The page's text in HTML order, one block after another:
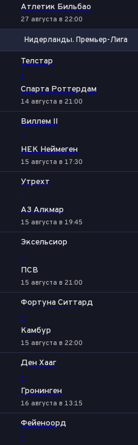
Атлетик Бильбао
27 августа в 22:00
Нидерланды. Премьер-Лига
Телстар
-
Спарта Роттердам
14 августа в 21:00
Виллем II
-
НЕК Неймеген
15 августа в 17:30
Утрехт
-
АЗ Алкмар
15 августа в 19:45
Эксельсиор
-
ПСВ
15 августа в 21:00
Фортуна Ситтард
-
Камбур
15 августа в 22:00
Ден Хааг
-
Гронинген
16 августа в 13:15
Фейеноорд
-